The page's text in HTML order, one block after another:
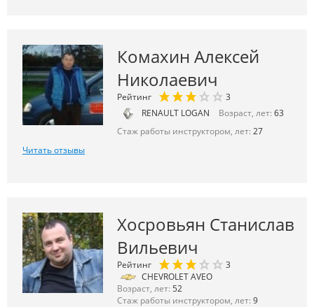
Комахин Алексей
Николаевич
Рейтинг
3
RENAULT LOGAN
Возраст, лет: 63
Стаж работы инструктором, лет: 27
Читать отзывы
Хосровьян Станислав
Вильевич
Рейтинг
3
CHEVROLET AVEO
Возраст, лет: 52
Стаж работы инструктором, лет: 9